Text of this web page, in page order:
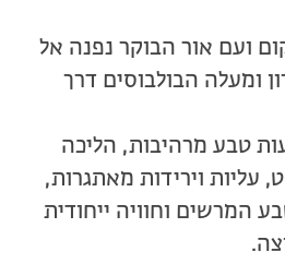
ועם אור הבוקר נפנה אל
ומעלה הבולבוסים דרך
טבע מרהיבות, הליכה
עליות וירידות מאתגרות,
המרשים וחוויה ייחודית